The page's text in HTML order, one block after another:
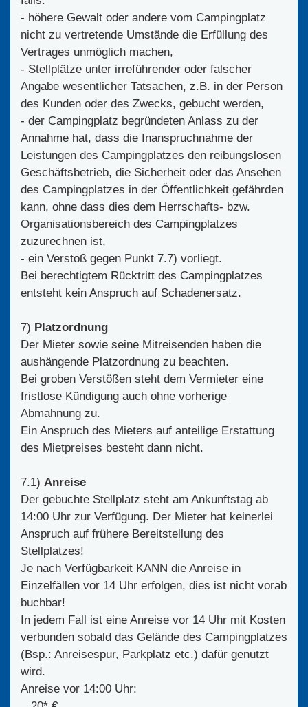
- höhere Gewalt oder andere vom Campingplatz
nicht zu vertretende Umstände die Erfüllung des
Vertrages unmöglich machen,
- Stellplätze unter irreführender oder falscher
Angabe wesentlicher Tatsachen, z.B. in der Person
des Kunden oder des Zwecks, gebucht werden,
- der Campingplatz begründeten Anlass zu der
Annahme hat, dass die Inanspruchnahme der
Leistungen des Campingplatzes den reibungslosen
Geschäftsbetrieb, die Sicherheit oder das Ansehen
des Campingplatzes in der Öffentlichkeit gefährden
kann, ohne dass dies dem Herrschafts- bzw.
Organisationsbereich des Campingplatzes
zuzurechnen ist,
- ein Verstoß gegen Punkt 7.7) vorliegt.
Bei berechtigtem Rücktritt des Campingplatzes
entsteht kein Anspruch auf Schadenersatz.
7) Platzordnung
Der Mieter sowie seine Mitreisenden haben die
aushängende Platzordnung zu beachten.
Bei groben Verstößen steht dem Vermieter eine
fristlose Kündigung auch ohne vorherige
Abmahnung zu.
Ein Anspruch des Mieters auf anteilige Erstattung
des Mietpreises besteht dann nicht.
7.1) Anreise
Der gebuchte Stellplatz steht am Ankunftstag ab
14:00 Uhr zur Verfügung. Der Mieter hat keinerlei
Anspruch auf frühere Bereitstellung des
Stellplatzes!
Je nach Verfügbarkeit KANN die Anreise in
Einzelfällen vor 14 Uhr erfolgen, dies ist nicht vorab
buchbar!
In jedem Fall ist eine Anreise vor 14 Uhr mit Kosten
verbunden sobald das Gelände des Campingplatzes
(Bsp.: Anreisespur, Parkplatz etc.) dafür genutzt
wird.
Anreise vor 14:00 Uhr: